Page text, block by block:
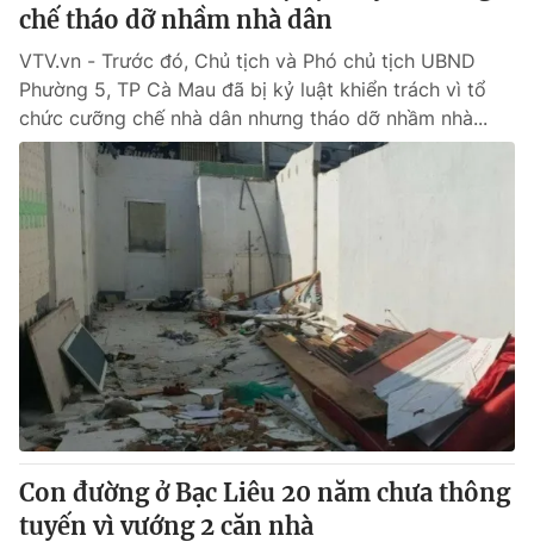
chế tháo dỡ nhầm nhà dân
VTV.vn - Trước đó, Chủ tịch và Phó chủ tịch UBND
Phường 5, TP Cà Mau đã bị kỷ luật khiển trách vì tổ
chức cưỡng chế nhà dân nhưng tháo dỡ nhầm nhà...
Con đường ở Bạc Liêu 20 năm chưa thông
tuyến vì vướng 2 căn nhà